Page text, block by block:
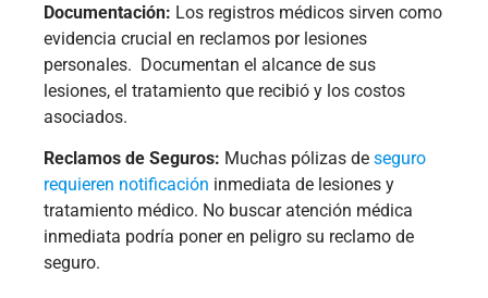
Documentación: Los registros médicos sirven como
evidencia crucial en reclamos por lesiones
personales. Documentan el alcance de sus
lesiones, el tratamiento que recibió y los costos
asociados.
Reclamos de Seguros: Muchas pólizas de seguro
requieren notificación inmediata de lesiones y
tratamiento médico. No buscar atención médica
inmediata podría poner en peligro su reclamo de
seguro.